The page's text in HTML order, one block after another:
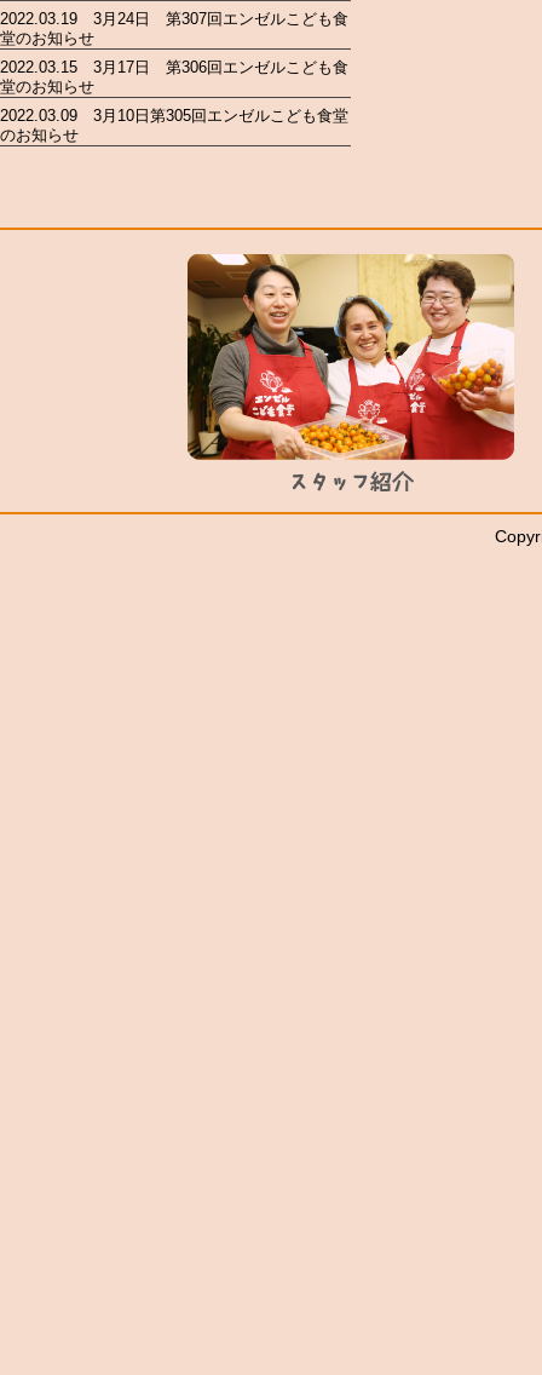
2022.03.19 3月24日 第307回エンゼルこども食
堂のお知らせ
2022.03.15 3月17日 第306回エンゼルこども食
堂のお知らせ
2022.03.09 3月10日第305回エンゼルこども食堂
のお知らせ